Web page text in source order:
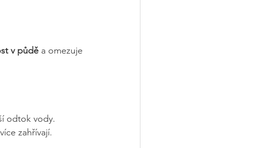
v půdě a omezuje
odtok vody.
zahřívají.